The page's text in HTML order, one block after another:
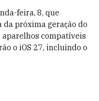
feira, 8, que
da próxima geração do
aparelhos compatíveis
o iOS 27, incluindo o